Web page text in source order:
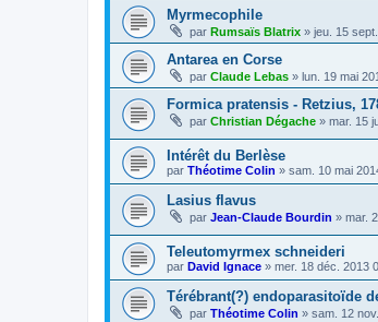
Myrmecophile
par Rumsaïs Blatrix » jeu. 15
Antarea en Corse
par Claude Lebas » lun. 19 mai
Formica pratensis - Retzius,
par Christian Dégache » mar. 15
Intérêt du Berlèse
par Théotime Colin » sam. 10 mai
Lasius flavus
par Jean-Claude Bourdin » mar.
Teleutomyrmex schneideri
par David Ignace » mer. 18 déc. 2013
Térébrant(?) endoparasitoïde
par Théotime Colin » sam. 12